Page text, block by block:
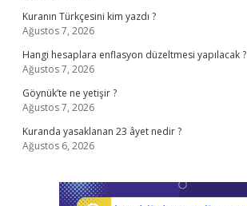
Kuranın Türkçesini kim yazdı ?
Ağustos 7, 2026
Hangi hesaplara enflasyon düzeltmesi yapılacak ?
Ağustos 7, 2026
Göynük’te ne yetişir ?
Ağustos 7, 2026
Kuranda yasaklanan 23 âyet nedir ?
Ağustos 6, 2026